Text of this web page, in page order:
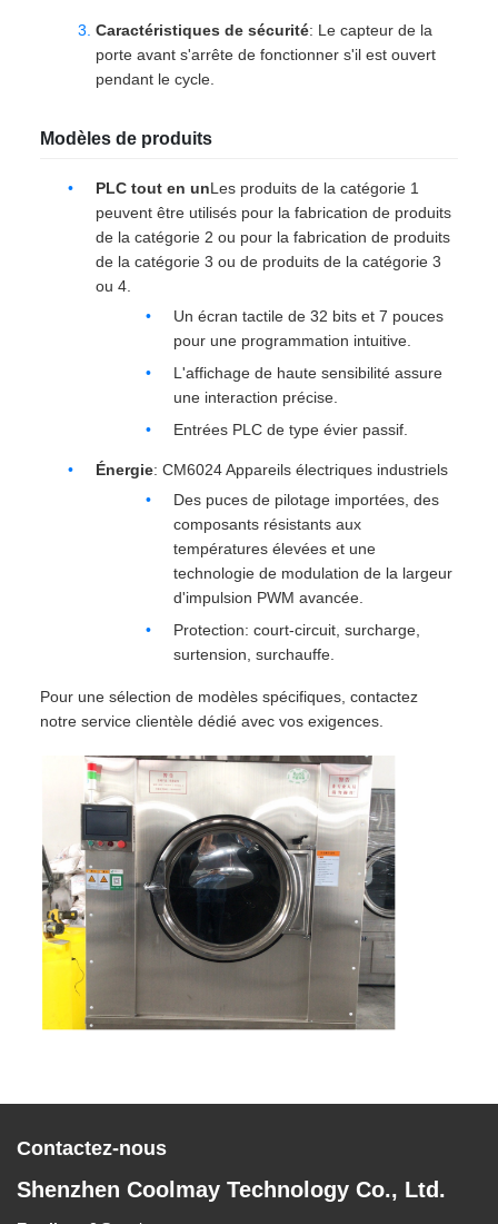
Caractéristiques de sécurité: Le capteur de la
porte avant s'arrête de fonctionner s'il est ouvert
pendant le cycle.
Modèles de produits
PLC tout en unLes produits de la catégorie 1
peuvent être utilisés pour la fabrication de produits
de la catégorie 2 ou pour la fabrication de produits
de la catégorie 3 ou de produits de la catégorie 3
ou 4.
Un écran tactile de 32 bits et 7 pouces
pour une programmation intuitive.
L'affichage de haute sensibilité assure
une interaction précise.
Entrées PLC de type évier passif.
Énergie: CM6024 Appareils électriques industriels
Des puces de pilotage importées, des
composants résistants aux
températures élevées et une
technologie de modulation de la largeur
d'impulsion PWM avancée.
Protection: court-circuit, surcharge,
surtension, surchauffe.
Pour une sélection de modèles spécifiques, contactez
notre service clientèle dédié avec vos exigences.
Contactez-nous
Shenzhen Coolmay Technology Co., Ltd.